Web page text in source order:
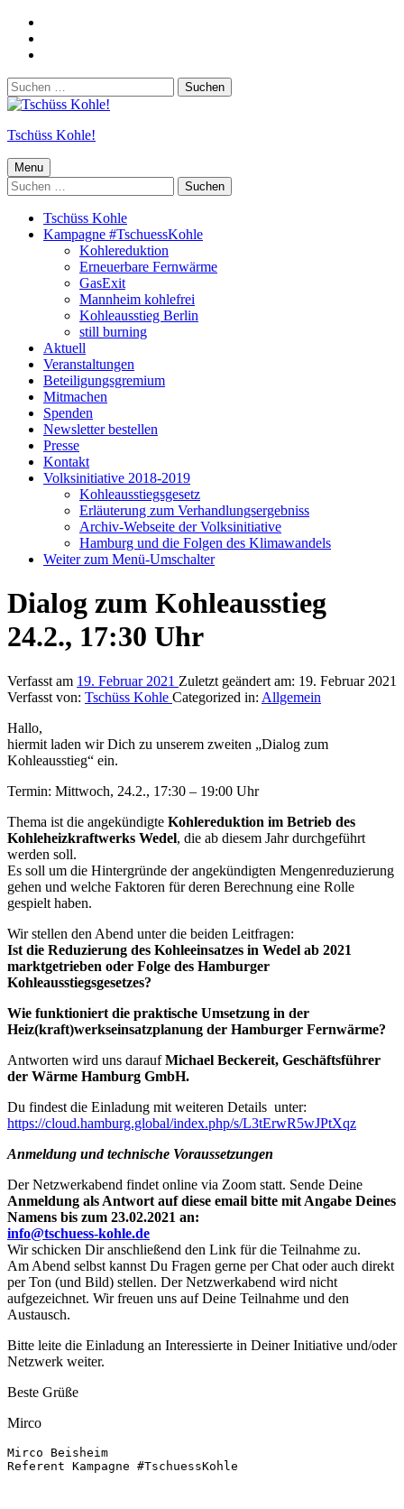
Fußzeile
Suchen
nach:
Tschüss Kohle!
Menu
Suchen
nach:
Tschüss Kohle
Kampagne #TschuessKohle
Kohlereduktion
Erneuerbare Fernwärme
GasExit
Mannheim kohlefrei
Kohleausstieg Berlin
still burning
Aktuell
Veranstaltungen
Beteiligungsgremium
Mitmachen
Spenden
Newsletter bestellen
Presse
Kontakt
Volksinitiative 2018-2019
Kohleausstiegsgesetz
Erläuterung zum Verhandlungsergebniss
Archiv-Webseite der Volksinitiative
Hamburg und die Folgen des Klimawandels
Weiter zum Menü-Umschalter
Dialog zum Kohleausstieg
24.2., 17:30 Uhr
Verfasst am 19. Februar 2021 Zuletzt geändert am: 19. Februar 2021
Verfasst von: Tschüss Kohle Categorized in: Allgemein
Hallo,
hiermit laden wir Dich zu unserem zweiten „Dialog zum
Kohleausstieg“ ein.
Termin: Mittwoch, 24.2., 17:30 – 19:00 Uhr
Thema ist die angekündigte Kohlereduktion im Betrieb des
Kohleheizkraftwerks Wedel, die ab diesem Jahr durchgeführt
werden soll.
Es soll um die Hintergründe der angekündigten Mengenreduzierung
gehen und welche Faktoren für deren Berechnung eine Rolle
gespielt haben.
Wir stellen den Abend unter die beiden Leitfragen:
Ist die Reduzierung des Kohleeinsatzes in Wedel ab 2021
marktgetrieben oder Folge des Hamburger
Kohleausstiegsgesetzes?
Wie funktioniert die praktische Umsetzung in der
Heiz(kraft)werkseinsatzplanung der Hamburger Fernwärme?
Antworten wird uns daraufMichael Beckereit, Geschäftsführer
der Wärme Hamburg GmbH.
Du findest die Einladung mit weiteren Details unter:
https://cloud.hamburg.global/index.php/s/L3tErwR5wJPtXqz
Anmeldung und technische Voraussetzungen
Der Netzwerkabend findet online via Zoom statt. Sende Deine
Anmeldung als Antwort auf diese email bitte mit Angabe Deines
Namens bis zum 23.02.2021 an:
info@tschuess-kohle.de
Wir schicken Dir anschließend den Link für die Teilnahme zu.
Am Abend selbst kannst Du Fragen gerne per Chat oder auch direkt
per Ton (und Bild) stellen. Der Netzwerkabend wird nicht
aufgezeichnet. Wir freuen uns auf Deine Teilnahme und den
Austausch.
Bitte leite die Einladung an Interessierte in Deiner Initiative und/oder
Netzwerk weiter.
Beste Grüße
Mirco
Mirco Beisheim
Referent Kampagne #TschuessKohle